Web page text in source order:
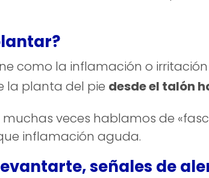
como la inflamación o
la planta del pie desde el talón
veces hablamos de
inflamación aguda.
señales de